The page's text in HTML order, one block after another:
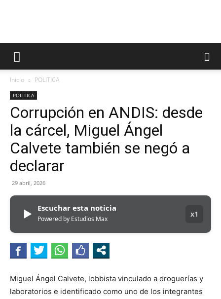
Inicio POLITICA
POLITICA
Corrupción en ANDIS: desde
la cárcel, Miguel Ángel
Calvete también se negó a
declarar
29 abril, 2026
▶ Escuchar esta noticia
Powered by Estudios Max
x1
Miguel Ángel Calvete, lobbista vinculado a droguerías y
laboratorios e identificado como uno de los integrantes